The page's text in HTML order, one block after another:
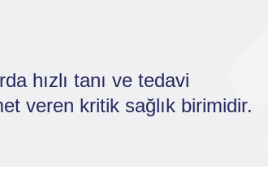
hızlı tanı ve tedavi
veren kritik sağlık birimidir.